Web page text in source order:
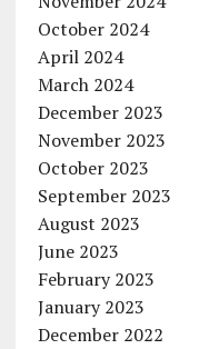
October 2024
April 2024
March 2024
December 2023
November 2023
October 2023
September 2023
August 2023
June 2023
February 2023
January 2023
December 2022